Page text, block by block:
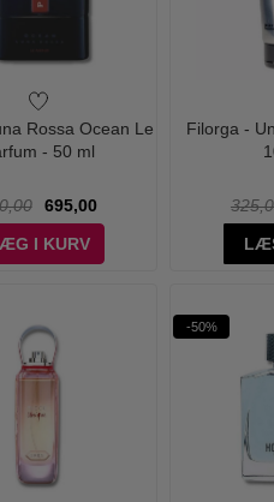
Rossa Ocean Le
- 50 ml
695,00
I KURV
Filorga -
-50%